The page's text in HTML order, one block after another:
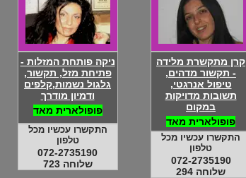
קרן מתקשרת מלידה
- תקשור מדהים,
טיפול אנרגטי,
תשובות מדויקות
במקום
פופולארית מאד
התקשרו עכשיו מכל
טלפון
072-2735190
שלוחה 294
ניקה פותחת המזלות -
פתיחת מזל, תקשור,
גלגול נשמות,קלפים
ודמיון מודרך
פופולארית מאד
התקשרו עכשיו מכל
טלפון
072-2735190
שלוחה 723